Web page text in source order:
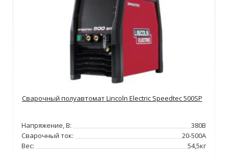
Сварочный полуавтомат Lincoln Electric Speedtec 500SP
Напряжение, В:
380В
Сварочный ток:
20-500А
Вес:
54,5кг